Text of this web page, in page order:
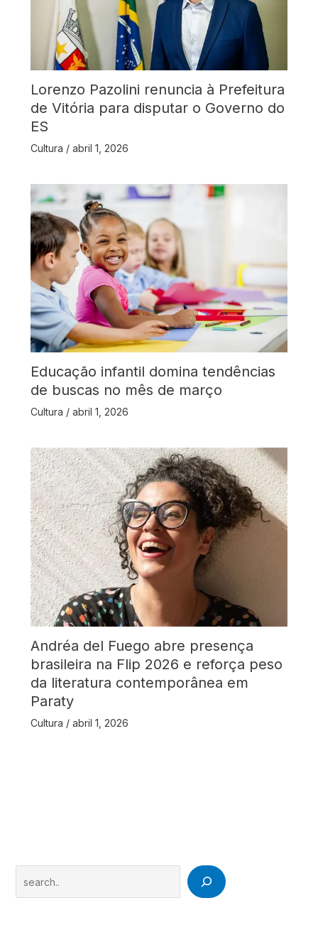
Lorenzo Pazolini renuncia à Prefeitura
de Vitória para disputar o Governo do
ES
Cultura / abril 1, 2026
Educação infantil domina tendências
de buscas no mês de março
Cultura / abril 1, 2026
Andréa del Fuego abre presença
brasileira na Flip 2026 e reforça peso
da literatura contemporânea em
Paraty
Cultura / abril 1, 2026